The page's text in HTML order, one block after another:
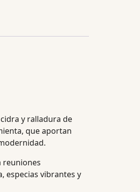
y ralladura de
que aportan
reuniones
especias vibrantes y